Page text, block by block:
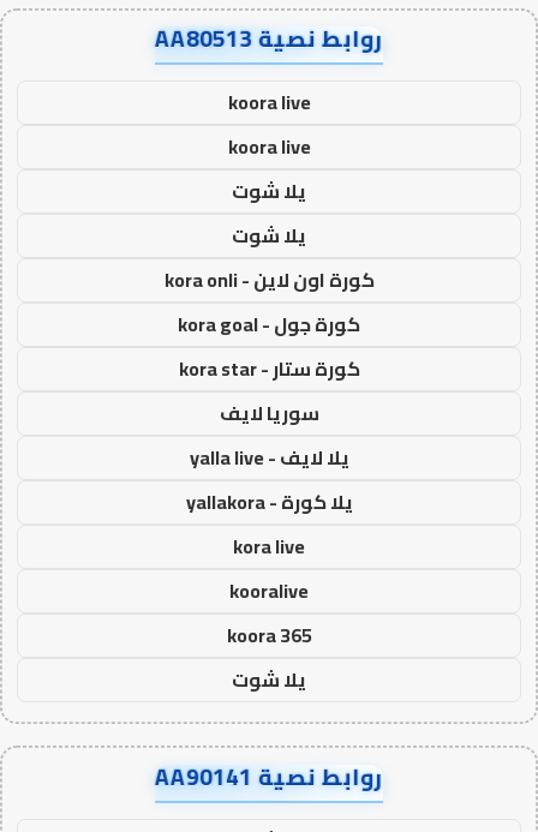
روابط نصية AA80513
koora live
koora live
يلا شوت
يلا شوت
كورة اون لاين - kora onli
كورة جول - kora goal
كورة ستار - kora star
سوريا لايف
يلا لايف - yalla live
يلا كورة - yallakora
kora live
kooralive
koora 365
يلا شوت
روابط نصية AA90141